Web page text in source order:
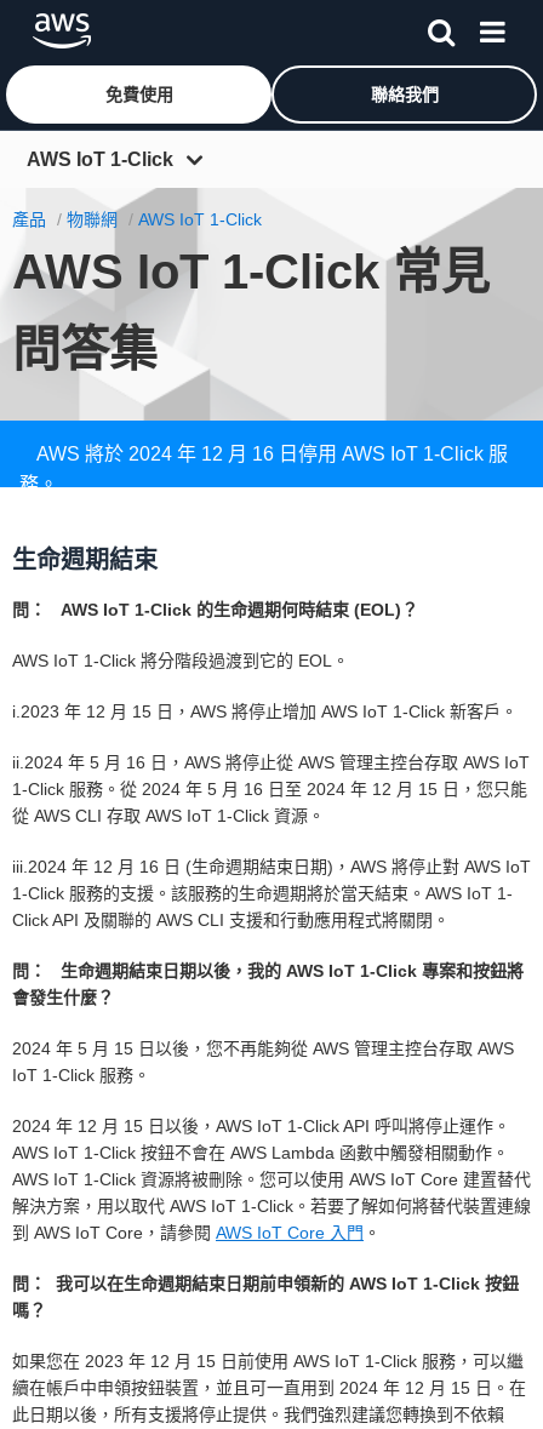
跳至主要內容
免費使用 聯絡我們
AWS IoT 1-Click
概觀
IoT 服務
定價
常見問答集
產品 物聯網 AWS IoT 1-Click
AWS IoT 1-Click 常見
問答集
AWS 將於 2024 年 12 月 16 日停用 AWS IoT 1-Click 服
務。
生命週期結束
問： AWS IoT 1-Click 的生命週期何時結束 (EOL)？
AWS IoT 1-Click 將分階段過渡到它的 EOL。
i.2023 年 12 月 15 日，AWS 將停止增加 AWS IoT 1-Click 新客戶。
ii.2024 年 5 月 16 日，AWS 將停止從 AWS 管理主控台存取 AWS IoT
1-Click 服務。從 2024 年 5 月 16 日至 2024 年 12 月 15 日，您只能
從 AWS CLI 存取 AWS IoT 1-Click 資源。
iii.2024 年 12 月 16 日 (生命週期結束日期)，AWS 將停止對 AWS IoT
1-Click 服務的支援。該服務的生命週期將於當天結束。AWS IoT 1-
Click API 及關聯的 AWS CLI 支援和行動應用程式將關閉。
問： 生命週期結束日期以後，我的 AWS IoT 1-Click 專案和按鈕將
會發生什麼？
2024 年 5 月 15 日以後，您不再能夠從 AWS 管理主控台存取 AWS
IoT 1-Click 服務。
2024 年 12 月 15 日以後，AWS IoT 1-Click API 呼叫將停止運作。
AWS IoT 1-Click 按鈕不會在 AWS Lambda 函數中觸發相關動作。
AWS IoT 1-Click 資源將被刪除。您可以使用 AWS IoT Core 建置替代
解決方案，用以取代 AWS IoT 1-Click。若要了解如何將替代裝置連線
到 AWS IoT Core，請參閱 AWS IoT Core 入門 。
問： 我可以在生命週期結束日期前申領新的 AWS IoT 1-Click 按鈕
嗎？
如果您在 2023 年 12 月 15 日前使用 AWS IoT 1-Click 服務，可以繼
續在帳戶中申領按鈕裝置，並且可一直用到 2024 年 12 月 15 日。在
此日期以後，所有支援將停止提供。我們強烈建議您轉換到不依賴